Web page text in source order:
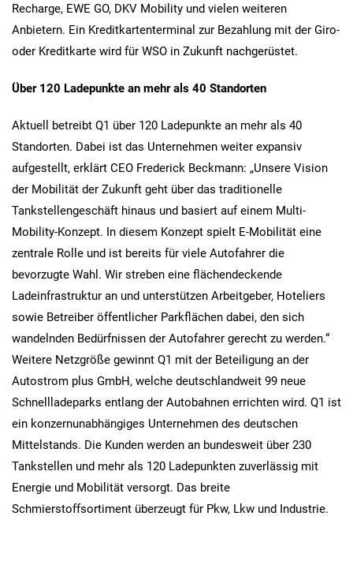
Recharge, EWE GO, DKV Mobility und vielen weiteren
Anbietern. Ein Kreditkartenterminal zur Bezahlung mit der Giro-
oder Kreditkarte wird für WSO in Zukunft nachgerüstet.
Über 120 Ladepunkte an mehr als 40 Standorten
Aktuell betreibt Q1 über 120 Ladepunkte an mehr als 40
Standorten. Dabei ist das Unternehmen weiter expansiv
aufgestellt, erklärt CEO Frederick Beckmann: „Unsere Vision
der Mobilität der Zukunft geht über das traditionelle
Tankstellengeschäft hinaus und basiert auf einem Multi-
Mobility-Konzept. In diesem Konzept spielt E-Mobilität eine
zentrale Rolle und ist bereits für viele Autofahrer die
bevorzugte Wahl. Wir streben eine flächendeckende
Ladeinfrastruktur an und unterstützen Arbeitgeber, Hoteliers
sowie Betreiber öffentlicher Parkflächen dabei, den sich
wandelnden Bedürfnissen der Autofahrer gerecht zu werden.“
Weitere Netzgröße gewinnt Q1 mit der Beteiligung an der
Autostrom plus GmbH, welche deutschlandweit 99 neue
Schnellladeparks entlang der Autobahnen errichten wird. Q1 ist
ein konzernunabhängiges Unternehmen des deutschen
Mittelstands. Die Kunden werden an bundesweit über 230
Tankstellen und mehr als 120 Ladepunkten zuverlässig mit
Energie und Mobilität versorgt. Das breite
Schmierstoffsortiment überzeugt für Pkw, Lkw und Industrie.